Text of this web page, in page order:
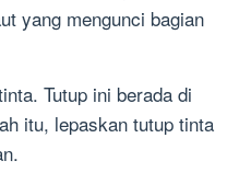
yang mengunci bagian
Tutup ini berada di
itu, lepaskan tutup tinta